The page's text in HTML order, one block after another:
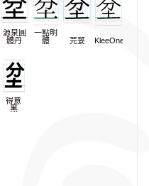
源泉圓
體丹
一點明
體
芫荽 KleeOne
得意
黑